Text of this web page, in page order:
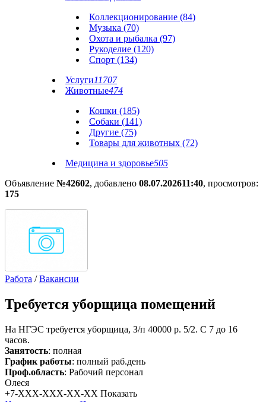
Коллекционирование (84)
Музыка (70)
Охота и рыбалка (97)
Рукоделие (120)
Спорт (134)
Услуги11707
Животные474
Кошки (185)
Собаки (141)
Другие (75)
Товары для животных (72)
Медицина и здоровье505
Объявление №42602, добавлено 08.07.202611:40, просмотров:
175
Работа /Вакансии
Требуется уборщица помещений
На НГЭС требуется уборщица, З/п 40000 р. 5/2. С 7 до 16
часов.
Занятость: полная
График работы: полный раб.день
Проф.область: Рабочий персонал
Олеся
+7-XXX-XXX-XX-XX Показать